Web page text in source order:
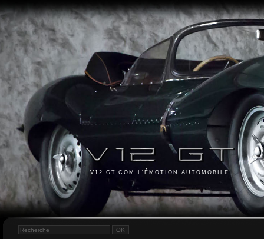
V12 GT.COM L'ÉMOTION AUTOMOBILE